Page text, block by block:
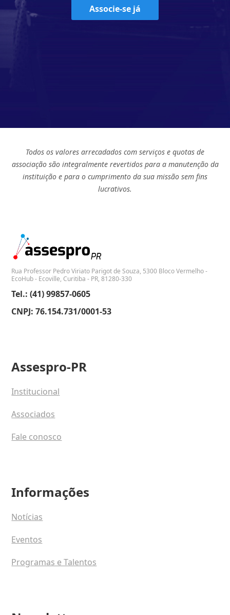
Associe-se já
Todos os valores arrecadados com serviços e quotas de
associação são integralmente revertidos para a manutenção da
instituição e para o cumprimento da sua missão sem fins
lucrativos.
Rua Professor Pedro Viriato Parigot de Souza, 5300 Bloco Vermelho -
EcoHub - Ecoville, Curitiba - PR, 81280-330
Tel.: (41) 99857-0605
CNPJ: 76.154.731/0001-53
Assespro-PR
Institucional
Associados
Fale conosco
Informações
Notícias
Eventos
Programas e Talentos